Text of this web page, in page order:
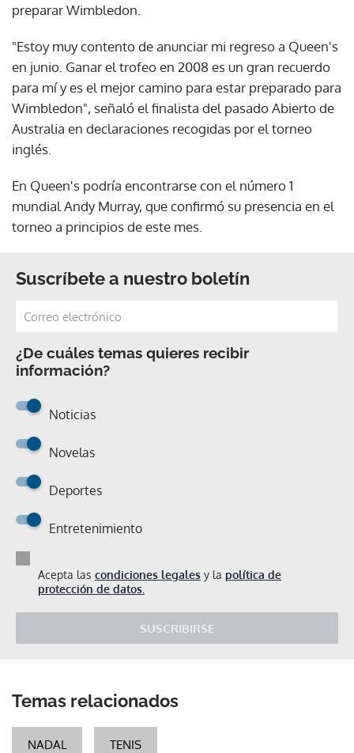
preparar Wimbledon.
"Estoy muy contento de anunciar mi regreso a Queen's
en junio. Ganar el trofeo en 2008 es un gran recuerdo
para mí y es el mejor camino para estar preparado para
Wimbledon", señaló el finalista del pasado Abierto de
Australia en declaraciones recogidas por el torneo
inglés.
En Queen's podría encontrarse con el número 1
mundial Andy Murray, que confirmó su presencia en el
torneo a principios de este mes.
Suscríbete a nuestro boletín
¿De cuáles temas quieres recibir
información?
Noticias
Novelas
Deportes
Entretenimiento
Acepta las condiciones legales y la política de
protección de datos.
SUSCRIBIRSE
Temas relacionados
NADAL TENIS